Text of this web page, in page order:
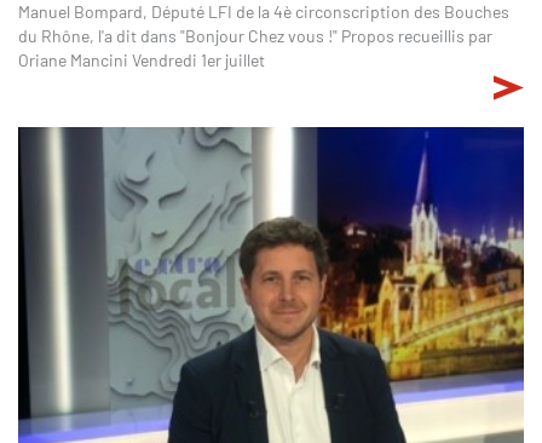
Manuel Bompard, Député LFI de la 4è circonscription des Bouches
du Rhône, l'a dit dans "Bonjour Chez vous !" Propos recueillis par
Oriane Mancini Vendredi 1er juillet